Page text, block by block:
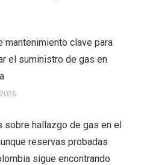
mantenimiento clave para
el suministro de gas en
sobre hallazgo de gas en el
reservas probadas
sigue encontrando